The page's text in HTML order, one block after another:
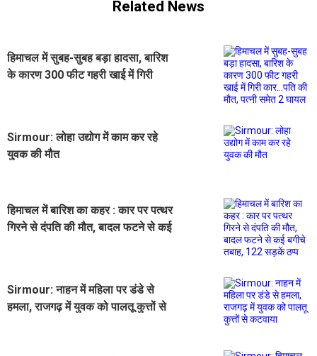
Related News
हिमाचल में सुबह-सुबह बड़ा हादसा, बारिश
के कारण 300 फीट गहरी खाई में गिरी
Sirmour: लोहा उद्योग में काम कर रहे
युवक की मौत
हिमाचल में बारिश का कहर : कार पर पत्थर
गिरने से दंपति की मौत, बादल फटने से कई
Sirmour: नाहन में महिला पर डंडे से
हमला, राजगढ़ में युवक को पालतू कुत्तों से